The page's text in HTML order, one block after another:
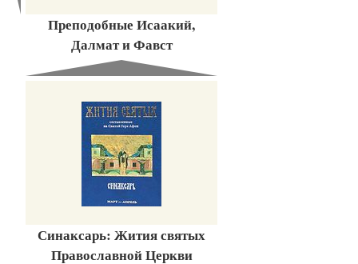
Преподобные Исаакий,
Далмат и Фавст
Синаксарь: Жития святых
Православной Церкви